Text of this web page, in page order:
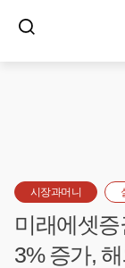
시장과머니
미래에셋증
3% 증가,